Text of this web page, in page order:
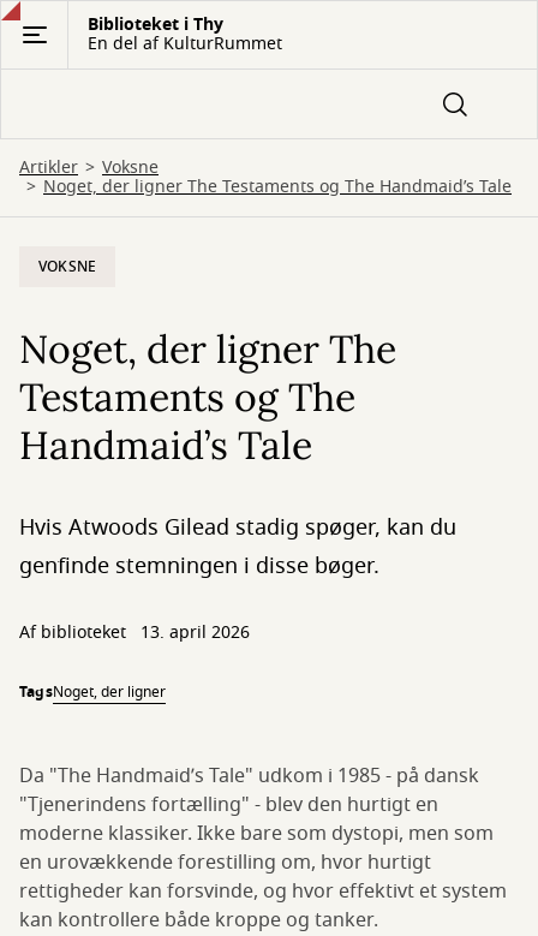
Gå
hovedindhold
Biblioteket i Thy
En del af KulturRummet
Artikler Voksne
Noget, der ligner The Testaments og The Handmaid’s Tale
VOKSNE
Noget, der ligner The
Testaments og The
Handmaid’s Tale
Hvis Atwoods Gilead stadig spøger, kan du
genfinde stemningen i disse bøger.
Af biblioteket 13. april 2026
TagsNoget, der ligner
Da "The Handmaid’s Tale" udkom i 1985 - på dansk
"Tjenerindens fortælling" - blev den hurtigt en
moderne klassiker. Ikke bare som dystopi, men som
en urovækkende forestilling om, hvor hurtigt
rettigheder kan forsvinde, og hvor effektivt et system
kan kontrollere både kroppe og tanker.